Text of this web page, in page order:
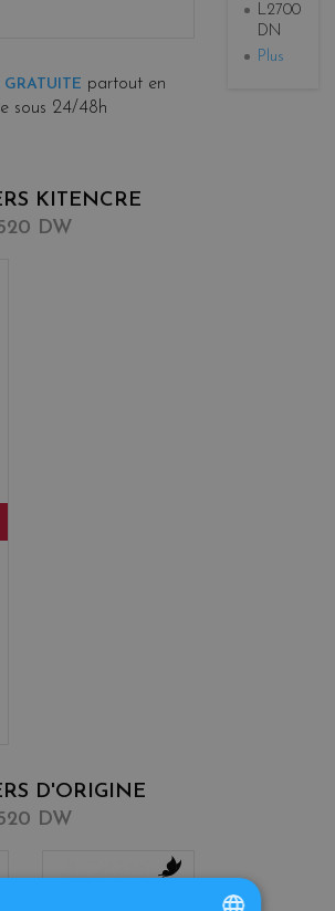
partout en
sous 24/48h
KITENCRE
DW
D'ORIGINE
DW
L2700
DN
Plus